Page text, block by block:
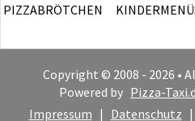
PIZZABRÖTCHEN
Copyright © 2008 - 2026 •
Powered by Pizza-
Impressum | Datenschutz |